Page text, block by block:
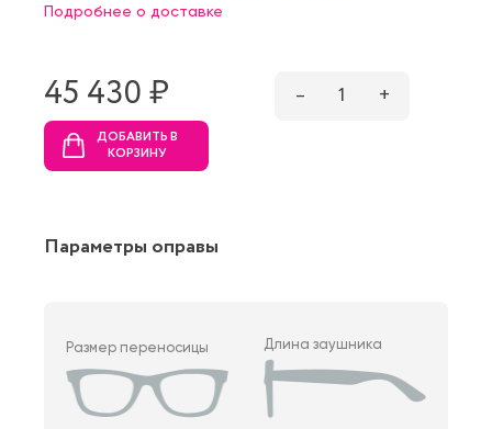
Подробнее о доставке
45 430 ₷ – 1 +
ДОБАВИТЬ В
КОРЗИНУ
Параметры оправы
Размер переносицы Длина заушника